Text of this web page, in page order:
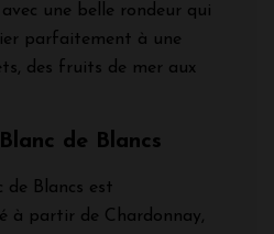
une belle rondeur qui
parfaitement à une
des fruits de mer aux
de Blancs
de Blancs est
à partir de Chardonnay,